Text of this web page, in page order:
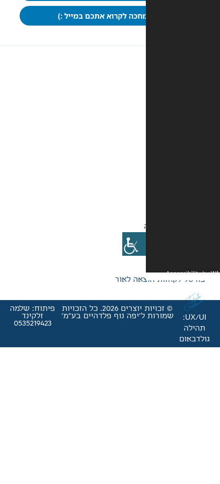
לקרוא אתכם במייל :)
לאור
© זכויות יוצרים 2026. כל הזכויות
נוף פלדהיים בע"מ'
פיתוח: שלמה
זלקינד